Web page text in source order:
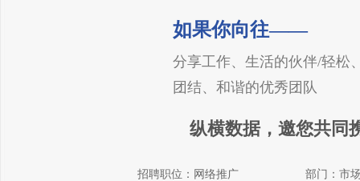
如果你向往——
分享工作、生活的伙伴/轻松
团结、和谐的优秀团队
纵横数据，邀您共同
招聘职位：网络推广 部门：市